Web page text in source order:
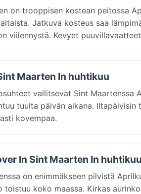
on trooppisen kostean peitossa
Jatkuva kosteus saa
viilennystä. Kevyet
Maarten In huhtikuu
vallitsevat Sint Maartenssa
tuulta päivän aikana.
kovempaa.
In Sint Maarten In huhtikuu
on enimmäkseen pilvistä
toistuu koko maassa. Kirkas